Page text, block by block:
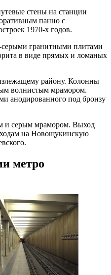
стены на станции
панно с
1970-х годов.
гранитными плитами
в виде прямых и ломаных
району. Колонны
волнистым мрамором.
анодированного под бронзу
и серым мрамором. Выход
на Новощукинскую
метро